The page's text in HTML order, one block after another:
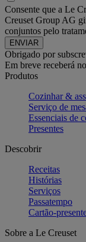
Consente que a Le
Creuset Group AG
conjuntos pelo
Obrigado por
Em breve receberá
Produtos
Cozinhar &
Serviço de
Essenciais de
Presentes
Descobrir
Receitas
Histórias
Serviços
Passatempo
Cartão-
Sobre a Le Creuset